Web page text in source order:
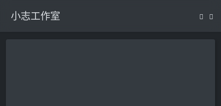
小志工作室